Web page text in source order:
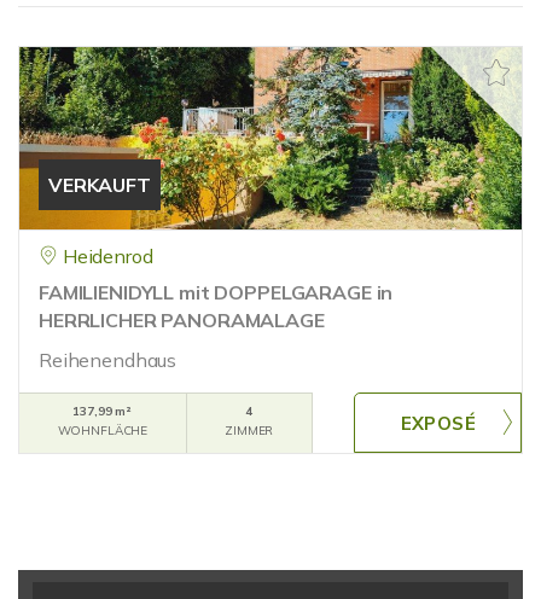
VERKAUFT
Heidenrod
FAMILIENIDYLL mit DOPPELGARAGE in
HERRLICHER PANORAMALAGE
Reihenendhaus
137,99 m²
WOHNFLÄCHE
4
ZIMMER